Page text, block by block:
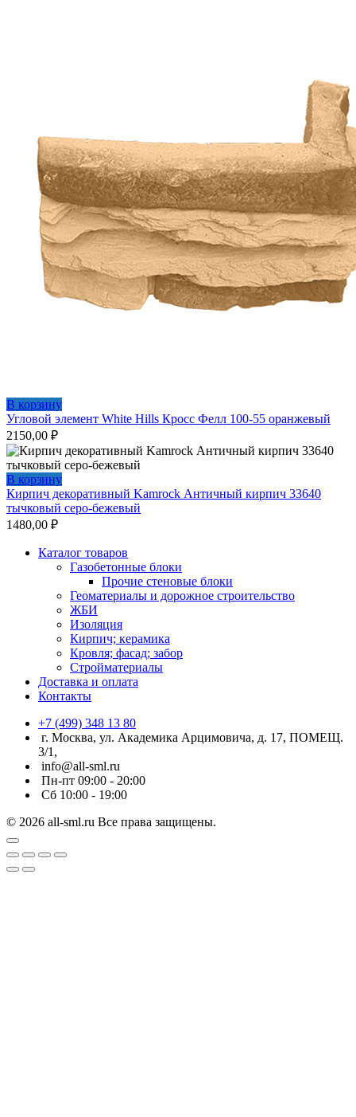
В корзину
Угловой элемент White Hills Кросс Фелл 100-55 оранжевый
2150,00 ₽
В корзину
Кирпич декоративный Kamrock Античный кирпич 33640
тычковый серо-бежевый
1480,00 ₽
Каталог товаров
Газобетонные блоки
Прочие стеновые блоки
Геоматериалы и дорожное строительство
ЖБИ
Изоляция
Кирпич; керамика
Кровля; фасад; забор
Стройматериалы
Доставка и оплата
Контакты
+7 (499) 348 13 80
г. Москва, ул. Академика Арцимовича, д. 17, ПОМЕЩ.
3/1,
info@all-sml.ru
Пн-пт 09:00 - 20:00
Сб 10:00 - 19:00
© 2026 all-sml.ru Все права защищены.